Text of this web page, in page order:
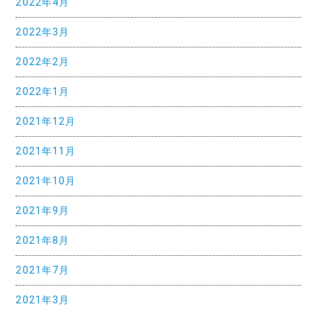
2022年4月
2022年3月
2022年2月
2022年1月
2021年12月
2021年11月
2021年10月
2021年9月
2021年8月
2021年7月
2021年3月